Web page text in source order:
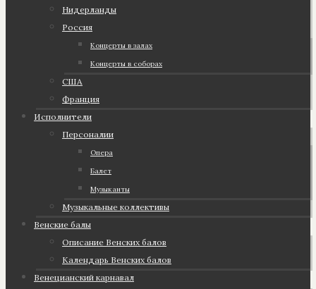
Нидерланды
Россия
Концерты в залах
Концерты в соборах
США
Франция
Исполнители
Персоналии
Опера
Балет
Музыканты
Музыкальные коллективы
Венские балы
Описание Венских балов
Календарь Венских балов
Венецианский карнавал